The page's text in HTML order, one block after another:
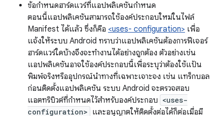
ข้อกำหนดฮาร์ดแวร์ที่แอปพลิเคชันกำหนด
ตอนนี้แอปพลิเคชันสามารถใช้องค์ประกอบใหม่ในไฟล์
Manifest ได้แล้ว ซึ่งก็คือ <uses- configuration> เพื่อ
แจ้งให้ระบบ Android ทราบว่าแอปพลิเคชันต้องการฟีเจอร์
ฮาร์ดแวร์ใดบ้างจึงจะทำงานได้อย่างถูกต้อง ตัวอย่างเช่น
แอปพลิเคชันอาจใช้องค์ประกอบนี้เพื่อระบุว่าต้องใช้แป้น
พิมพ์จริงหรืออุปกรณ์นำทางที่เฉพาะเจาะจง เช่น แทร็กบอล
ก่อนติดตั้งแอปพลิเคชัน ระบบ Android จะตรวจสอบ
แอตทริบิวต์ที่กําหนดไว้สําหรับองค์ประกอบ <uses-
configuration> และอนุญาตให้ติดตั้งต่อได้ก็ต่อเมื่อมี